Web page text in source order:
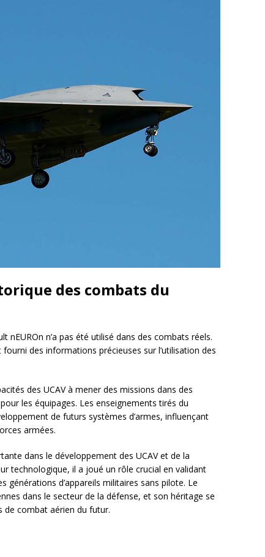
des combats du
n’a pas été utilisé dans des combats réels.
des informations précieuses sur l’utilisation des
des UCAV à mener des missions dans des
les équipages. Les enseignements tirés du
de futurs systèmes d’armes, influençant
armées.
dans le développement des UCAV et de la
technologique, il a joué un rôle crucial en validant
d’appareils militaires sans pilote. Le
dans le secteur de la défense, et son héritage se
de combat aérien du futur.